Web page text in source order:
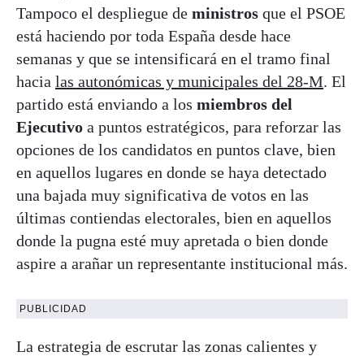
Tampoco el despliegue de ministros que el PSOE
está haciendo por toda España desde hace
semanas y que se intensificará en el tramo final
hacia las autonómicas y municipales del 28-M. El
partido está enviando a los miembros del
Ejecutivo a puntos estratégicos, para reforzar las
opciones de los candidatos en puntos clave, bien
en aquellos lugares en donde se haya detectado
una bajada muy significativa de votos en las
últimas contiendas electorales, bien en aquellos
donde la pugna esté muy apretada o bien donde
aspire a arañar un representante institucional más.
PUBLICIDAD
La estrategia de escrutar las zonas calientes y